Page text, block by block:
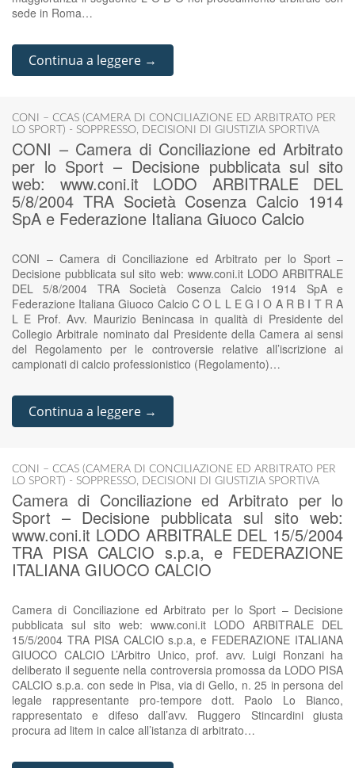
sede in Roma…
Continua a leggere →
CONI – CCAS (CAMERA DI CONCILIAZIONE ED ARBITRATO PER
LO SPORT) - SOPPRESSO, DECISIONI DI GIUSTIZIA SPORTIVA
CONI – Camera di Conciliazione ed Arbitrato
per lo Sport – Decisione pubblicata sul sito
web: www.coni.it LODO ARBITRALE DEL
5/8/2004 TRA Società Cosenza Calcio 1914
SpA e Federazione Italiana Giuoco Calcio
CONI – Camera di Conciliazione ed Arbitrato per lo Sport –
Decisione pubblicata sul sito web: www.coni.it LODO ARBITRALE
DEL 5/8/2004 TRA Società Cosenza Calcio 1914 SpA e
Federazione Italiana Giuoco Calcio C O L L E G I O A R B I T R A
L E Prof. Avv. Maurizio Benincasa in qualità di Presidente del
Collegio Arbitrale nominato dal Presidente della Camera ai sensi
del Regolamento per le controversie relative all’iscrizione ai
campionati di calcio professionistico (Regolamento)…
Continua a leggere →
CONI – CCAS (CAMERA DI CONCILIAZIONE ED ARBITRATO PER
LO SPORT) - SOPPRESSO, DECISIONI DI GIUSTIZIA SPORTIVA
Camera di Conciliazione ed Arbitrato per lo
Sport – Decisione pubblicata sul sito web:
www.coni.it LODO ARBITRALE DEL 15/5/2004
TRA PISA CALCIO s.p.a, e FEDERAZIONE
ITALIANA GIUOCO CALCIO
Camera di Conciliazione ed Arbitrato per lo Sport – Decisione
pubblicata sul sito web: www.coni.it LODO ARBITRALE DEL
15/5/2004 TRA PISA CALCIO s.p.a, e FEDERAZIONE ITALIANA
GIUOCO CALCIO L’Arbitro Unico, prof. avv. Luigi Ronzani ha
deliberato il seguente nella controversia promossa da LODO PISA
CALCIO s.p.a. con sede in Pisa, via di Gello, n. 25 in persona del
legale rappresentante pro-tempore dott. Paolo Lo Bianco,
rappresentato e difeso dall’avv. Ruggero Stincardini giusta
procura ad litem in calce all’istanza di arbitrato…